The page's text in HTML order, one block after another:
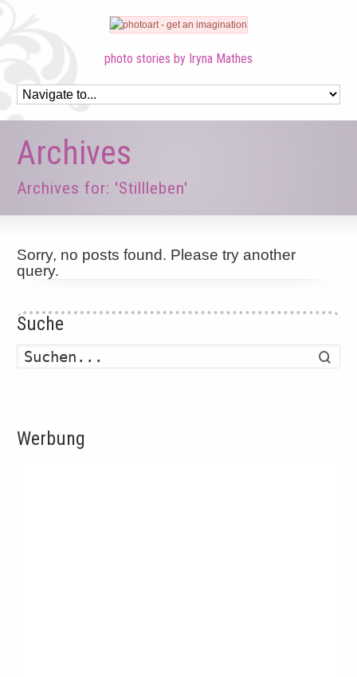
photo stories by Iryna Mathes
Archives
Archives for: 'Stillleben'
Sorry, no posts found. Please try another
query.
Suche
Werbung